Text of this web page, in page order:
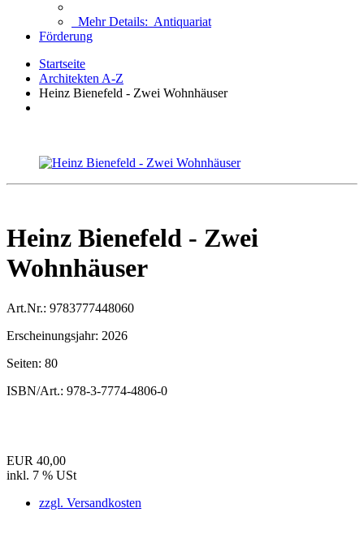
Mehr Details: Antiquariat
Förderung
Startseite
Architekten A-Z
Heinz Bienefeld - Zwei Wohnhäuser
Heinz Bienefeld - Zwei
Wohnhäuser
Art.Nr.: 9783777448060
Erscheinungsjahr: 2026
Seiten: 80
ISBN/Art.: 978-3-7774-4806-0
EUR 40,00
inkl. 7 % USt
zzgl. Versandkosten